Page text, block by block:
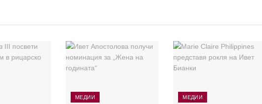
МЕДИИ МЕДИИ